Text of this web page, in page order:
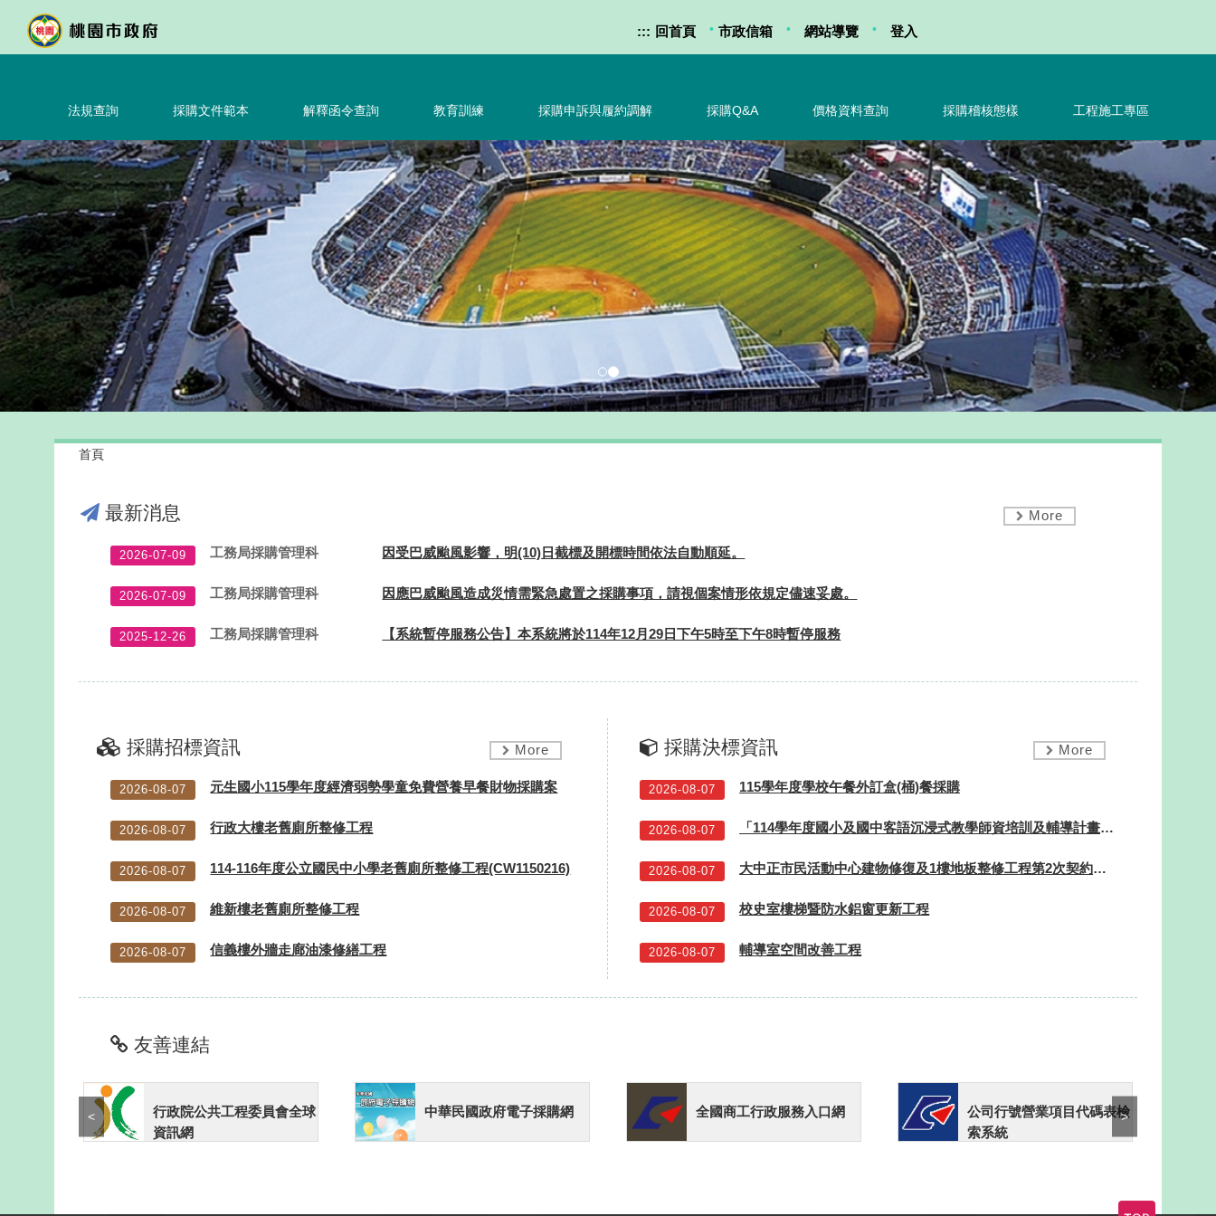
主
區
塊
::: 回首頁 • 市政信箱 • 網站導覽 • 登入
法規查詢 採購文件範本 解釋函令查詢 教育訓練 採購申訴與履約調解 採購Q&A 價格資料查詢 採購稽核態樣 工程施工專區
首頁
最新消息 More
2026-07-09 工務局採購管理科 因受巴威颱風影響，明(10)日截標及開標時間依法自動順延。
2026-07-09 工務局採購管理科 因應巴威颱風造成災情需緊急處置之採購事項，請視個案情形依規定儘速妥處。
2025-12-26 工務局採購管理科 【系統暫停服務公告】本系統將於114年12月29日下午5時至下午8時暫停服務
採購招標資訊 More
2026-08-07 元生國小115學年度經濟弱勢學童免費營養早餐財物採購案
2026-08-07 行政大樓老舊廁所整修工程
2026-08-07 114-116年度公立國民中小學老舊廁所整修工程(CW1150216)
2026-08-07 維新樓老舊廁所整修工程
2026-08-07 信義樓外牆走廊油漆修繕工程
採購決標資訊 More
2026-08-07 115學年度學校午餐外訂盒(桶)餐採購
2026-08-07 「114學年度國小及國中客語沉浸式教學師資培訓及輔導計畫」勞務採購案第一次後續擴充
2026-08-07 大中正市民活動中心建物修復及1樓地板整修工程第2次契約變更
2026-08-07 校史室樓梯暨防水鋁窗更新工程
2026-08-07 輔導室空間改善工程
友善連結
行政院公共工程委員會全球
資訊網
中華民國政府電子採購網 全國商工行政服務入口網
公司行號營業項目代碼表檢
索系統
< >